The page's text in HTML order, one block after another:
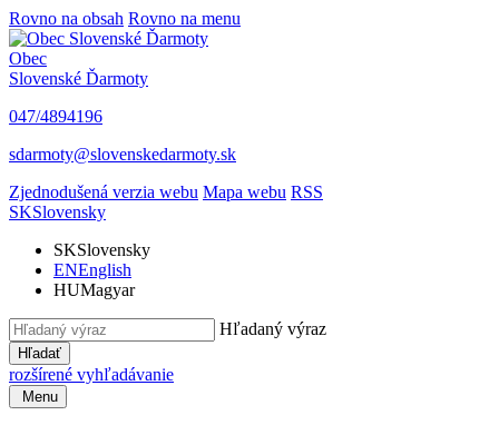
Rovno na obsah Rovno na menu
Obec
Slovenské Ďarmoty
047/4894196
sdarmoty@slovenskedarmoty.sk
Zjednodušená verzia webu Mapa webu RSS
SKSlovensky
SKSlovensky
ENEnglish
HUMagyar
Hľadaný výraz
Hľadať
rozšírené vyhľadávanie
Menu